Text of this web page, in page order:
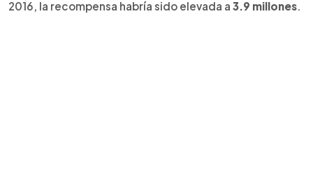
2016, la recompensa habría sido elevada a 3.9 millones